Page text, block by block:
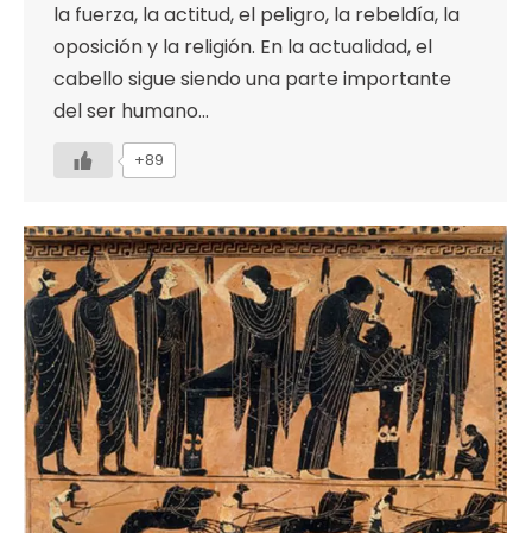
la fuerza, la actitud, el peligro, la rebeldía, la
oposición y la religión. En la actualidad, el
cabello sigue siendo una parte importante
del ser humano…
+89